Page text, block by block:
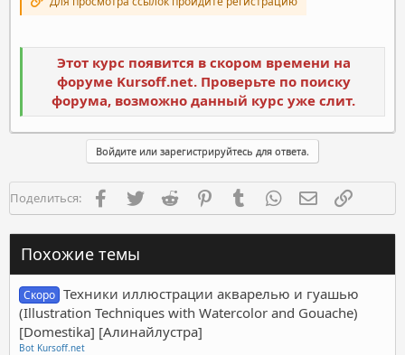
Этот курс появится в скором времени на
форуме Kursoff.net. Проверьте по поиску
форума, возможно данный курс уже слит.
Войдите или зарегистрируйтесь для ответа.
Поделиться: FacebookTwitter Reddit PinterestTumblr WhatsAppЭлектронная
Похожие темы
Скоро Техники иллюстрации акварелью и гуашью
(Illustration Techniques with Watercolor and Gouache)
[Domestika] [Алинайлустра]
Bot Kursoff.net